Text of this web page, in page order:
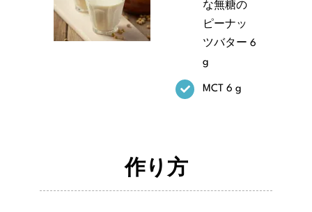
な無糖の
ピーナッ
ツバター 6
g
MCT 6 g
作り方